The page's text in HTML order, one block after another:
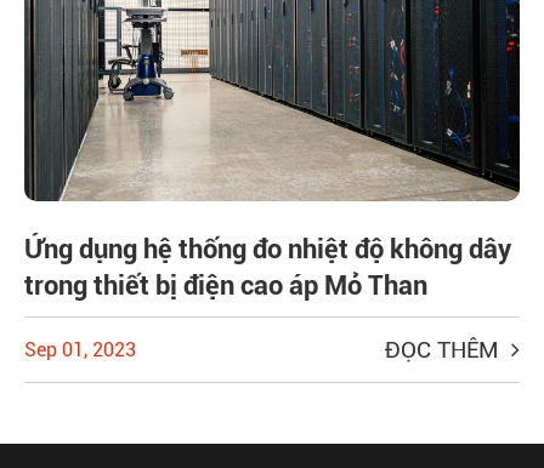
Ứng dụng hệ thống đo nhiệt độ không dây
trong thiết bị điện cao áp Mỏ Than
Sep 01, 2023 ĐỌC THÊM